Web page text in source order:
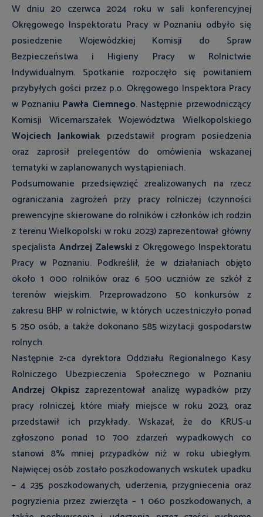
W dniu 20 czerwca 2024 roku w sali konferencyjnej
Okręgowego Inspektoratu Pracy w Poznaniu odbyło się
posiedzenie Wojewódzkiej Komisji do Spraw
Bezpieczeństwa i Higieny Pracy w Rolnictwie
Indywidualnym. Spotkanie rozpoczęło się powitaniem
przybyłych gości przez p.o. Okręgowego Inspektora Pracy
w Poznaniu Pawła Ciemnego. Następnie przewodniczący
Komisji Wicemarszałek Województwa Wielkopolskiego
Wojciech Jankowiak przedstawił program posiedzenia
oraz zaprosił prelegentów do omówienia wskazanej
tematyki w zaplanowanych wystąpieniach.
Podsumowanie przedsięwzięć zrealizowanych na rzecz
ograniczania zagrożeń przy pracy rolniczej (czynności
prewencyjne skierowane do rolników i członków ich rodzin
z terenu Wielkopolski w roku 2023) zaprezentował główny
specjalista Andrzej Zalewski z Okręgowego Inspektoratu
Pracy w Poznaniu. Podkreślił, że w działaniach objęto
około 1 000 rolników oraz 6 500 uczniów ze szkół z
terenów wiejskim. Przeprowadzono 50 konkursów z
zakresu BHP w rolnictwie, w których uczestniczyło ponad
5 250 osób, a także dokonano 585 wizytacji gospodarstw
rolnych.
Następnie z-ca dyrektora Oddziału Regionalnego Kasy
Rolniczego Ubezpieczenia Społecznego w Poznaniu
Andrzej Okpisz zaprezentował analizę wypadków przy
pracy rolniczej, które miały miejsce w roku 2023, oraz
przedstawił ich przykłady. Wskazał, że do KRUS-u
zgłoszono ponad 10 700 zdarzeń wypadkowych co
stanowi 8% mniej przypadków niż w roku ubiegłym.
Najwięcej osób zostało poszkodowanych wskutek upadku
– 4 235 poszkodowanych, uderzenia, przygniecenia oraz
pogryzienia przez zwierzęta – 1 060 poszkodowanych, a